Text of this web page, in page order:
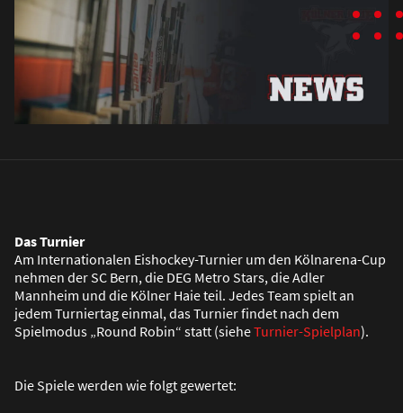
Das Turnier
Am Internationalen Eishockey-Turnier um den Kölnarena-Cup
nehmen der SC Bern, die DEG Metro Stars, die Adler
Mannheim und die Kölner Haie teil. Jedes Team spielt an
jedem Turniertag einmal, das Turnier findet nach dem
Spielmodus „Round Robin“ statt (sieheTurnier-Spielplan).
Die Spiele werden wie folgt gewertet: